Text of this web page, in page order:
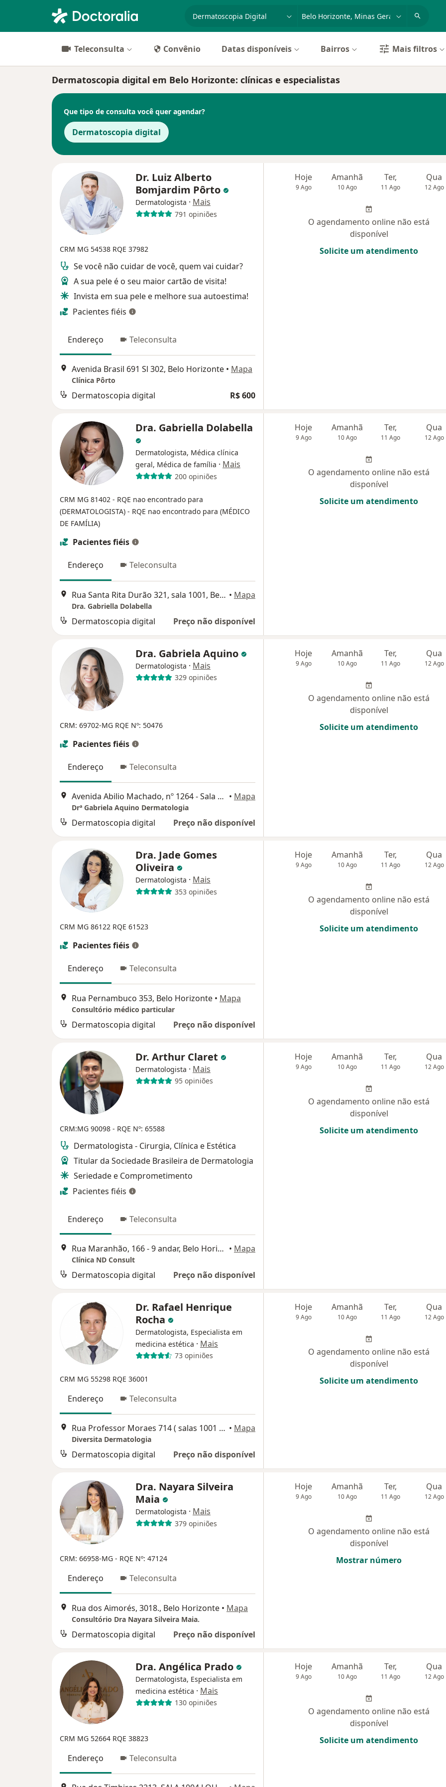
Teleconsulta Convênio Datas disponíveis Bairros Mais filtros
Dermatoscopia digital em Belo Horizonte: clínicas e especialistas
Que tipo de consulta você quer agendar?
Dermatoscopia digital
Dr. Luiz Alberto
Bomjardim Pôrto
Dermatologista · Mais
791 opiniões
CRM MG 54538 RQE 37982
Se você não cuidar de você, quem vai cuidar?
A sua pele é o seu maior cartão de visita!
Invista em sua pele e melhore sua autoestima!
Pacientes fiéis
Endereço Teleconsulta
Avenida Brasil 691 Sl 302, Belo Horizonte • Mapa
Clínica Pôrto
Dermatoscopia digital R$ 600
Hoje
9 Ago
Amanhã
10 Ago
Ter,
11 Ago
Qua
12 Ago
O agendamento online não está
disponível
Solicite um atendimento
Dra. Gabriella Dolabella
Dermatologista, Médica clínica
geral, Médica de família · Mais
200 opiniões
CRM MG 81402 - RQE nao encontrado para
(DERMATOLOGISTA) - RQE nao encontrado para (MÉDICO
DE FAMÍLIA)
Pacientes fiéis
Endereço Teleconsulta
Rua Santa Rita Durão 321, sala 1001, Belo Horizonte • Mapa
Dra. Gabriella Dolabella
Dermatoscopia digital Preço não disponível
Hoje
9 Ago
Amanhã
10 Ago
Ter,
11 Ago
Qua
12 Ago
O agendamento online não está
disponível
Solicite um atendimento
Dra. Gabriela Aquino
Dermatologista · Mais
329 opiniões
CRM: 69702-MG RQE Nº: 50476
Pacientes fiéis
Endereço Teleconsulta
Avenida Abilio Machado, nº 1264 - Sala 404, Belo Horizonte • Mapa
Drª Gabriela Aquino Dermatologia
Dermatoscopia digital Preço não disponível
Hoje
9 Ago
Amanhã
10 Ago
Ter,
11 Ago
Qua
12 Ago
O agendamento online não está
disponível
Solicite um atendimento
Dra. Jade Gomes
Oliveira
Dermatologista · Mais
353 opiniões
CRM MG 86122 RQE 61523
Pacientes fiéis
Endereço Teleconsulta
Rua Pernambuco 353, Belo Horizonte • Mapa
Consultório médico particular
Dermatoscopia digital Preço não disponível
Hoje
9 Ago
Amanhã
10 Ago
Ter,
11 Ago
Qua
12 Ago
O agendamento online não está
disponível
Solicite um atendimento
Dr. Arthur Claret
Dermatologista · Mais
95 opiniões
CRM:MG 90098 - RQE Nº: 65588
Dermatologista - Cirurgia, Clínica e Estética
Titular da Sociedade Brasileira de Dermatologia
Seriedade e Comprometimento
Pacientes fiéis
Endereço Teleconsulta
Rua Maranhão, 166 - 9 andar, Belo Horizonte • Mapa
Clínica ND Consult
Dermatoscopia digital Preço não disponível
Hoje
9 Ago
Amanhã
10 Ago
Ter,
11 Ago
Qua
12 Ago
O agendamento online não está
disponível
Solicite um atendimento
Dr. Rafael Henrique
Rocha
Dermatologista, Especialista em
medicina estética · Mais
73 opiniões
CRM MG 55298 RQE 36001
Endereço Teleconsulta
Rua Professor Moraes 714 ( salas 1001 e 1002) Funcionários- Savassi, Belo Horizonte • Mapa
Diversita Dermatologia
Dermatoscopia digital Preço não disponível
Hoje
9 Ago
Amanhã
10 Ago
Ter,
11 Ago
Qua
12 Ago
O agendamento online não está
disponível
Solicite um atendimento
Dra. Nayara Silveira
Maia
Dermatologista · Mais
379 opiniões
CRM: 66958-MG - RQE Nº: 47124
Endereço Teleconsulta
Rua dos Aimorés, 3018., Belo Horizonte • Mapa
Consultório Dra Nayara Silveira Maia.
Dermatoscopia digital Preço não disponível
Hoje
9 Ago
Amanhã
10 Ago
Ter,
11 Ago
Qua
12 Ago
O agendamento online não está
disponível
Mostrar número
Dra. Angélica Prado
Dermatologista, Especialista em
medicina estética · Mais
130 opiniões
CRM MG 52664 RQE 38823
Endereço Teleconsulta
Hoje
9 Ago
Amanhã
10 Ago
Ter,
11 Ago
Qua
12 Ago
O agendamento online não está
disponível
Solicite um atendimento